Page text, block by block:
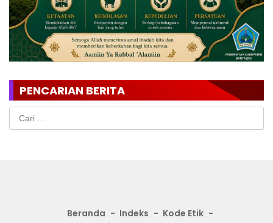
PENCARIAN BERITA
Cari
untuk:
Beranda Indeks
Kode Etik